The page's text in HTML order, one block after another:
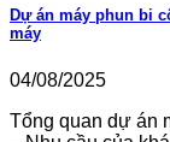
Dự án máy phun bi
máy
04/08/2025
Tổng quan dự án